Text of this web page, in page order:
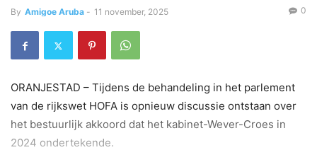
By Amigoe Aruba - 11 november, 2025 0
ORANJESTAD – Tijdens de behandeling in het parlement
van de rijkswet HOFA is opnieuw discussie ontstaan over
het bestuurlijk akkoord dat het kabinet-Wever-Croes in
2024 ondertekende.